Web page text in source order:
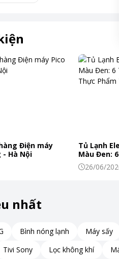
Điện máy
- Hà Nội
Tủ Lạnh
Màu Đen:
Khiến
26/06/
nhất
Bình nóng lạnh Máy sấy
Tivi Sony Lọc không khí